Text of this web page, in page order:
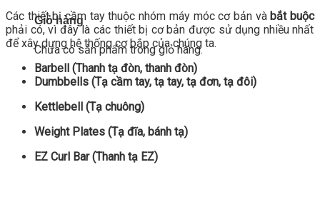
Giỏ hàng
Chưa có sản phẩm trong giỏ hàng.
Các thiết bị cầm tay thuộc nhóm máy móc cơ bản và bắt buộc
phải có, vì đây là các thiết bị cơ bản được sử dụng nhiều nhất
để xây dựng hệ thống cơ bắp của chúng ta.
Barbell (Thanh tạ đòn, thanh đòn)
Dumbbells (Tạ cầm tay, tạ tay, tạ đơn, tạ đôi)
Kettlebell (Tạ chuông)
Weight Plates (Tạ đĩa, bánh tạ)
EZ Curl Bar (Thanh tạ EZ)